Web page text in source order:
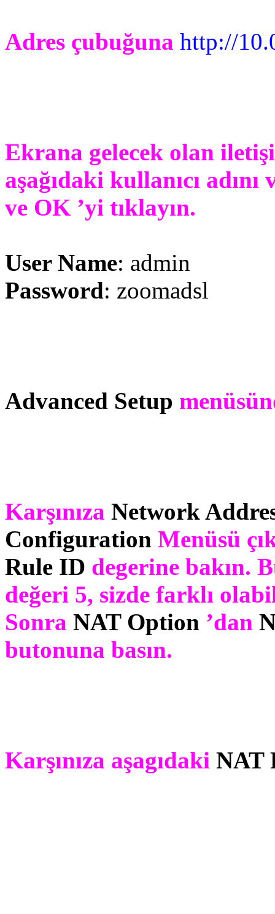
Adres çubuğuna http://
Ekrana gelecek olan
aşağıdaki kullanıcı
ve OK ’yi tıklayın.
User Name: admin
Password: zoomadsl
Advanced Setup
Karşınıza Network
Configuration Menüsü
Rule ID degerine bakın.
değeri 5, sizde farklı
Sonra NAT Option ’dan
butonuna basın.
Karşınıza aşagıdaki NAT